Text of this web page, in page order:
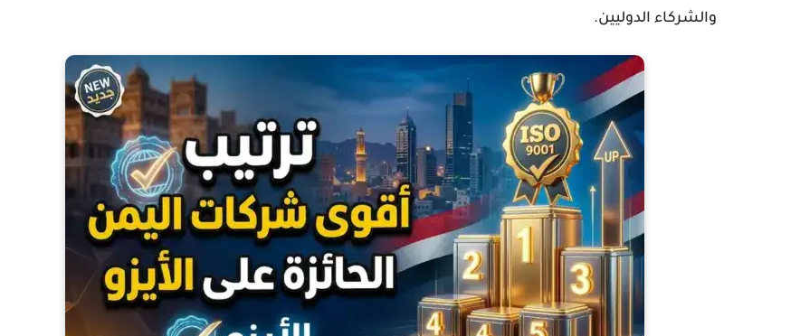
والشركاء الدوليين.